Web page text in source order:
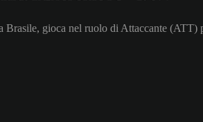
Brasile, gioca nel ruolo di Attaccante